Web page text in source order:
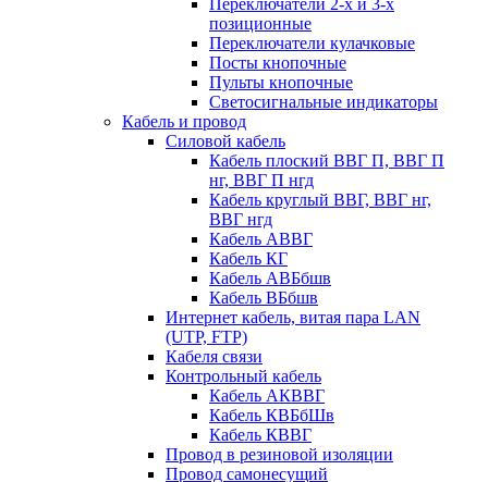
Переключатели 2-х и 3-х
позиционные
Переключатели кулачковые
Посты кнопочные
Пульты кнопочные
Светосигнальные индикаторы
Кабель и провод
Силовой кабель
Кабель плоский ВВГ П, ВВГ П
нг, ВВГ П нгд
Кабель круглый ВВГ, ВВГ нг,
ВВГ нгд
Кабель АВВГ
Кабель КГ
Кабель АВБбшв
Кабель ВБбшв
Интернет кабель, витая пара LAN
(UTP, FTP)
Кабеля связи
Контрольный кабель
Кабель АКВВГ
Кабель КВБбШв
Кабель КВВГ
Провод в резиновой изоляции
Провод самонесущий